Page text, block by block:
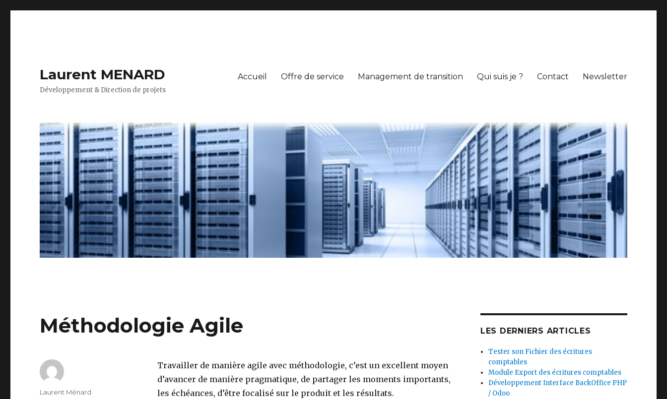
Laurent MENARD
Développement & Direction de projets
Accueil Offre de service Management de transition Qui suis je ? Contact Newsletter
Méthodologie Agile
Travailler de manière agile avec méthodologie, c’est un excellent moyen
d’avancer de manière pragmatique, de partager les moments importants,
les échéances, d’être focalisé sur le produit et les résultats.
Auteur
Laurent Ménard
LES DERNIERS ARTICLES
Tester son Fichier des écritures
comptables
Module Export des écritures comptables
Développement Interface BackOffice PHP
/ Odoo